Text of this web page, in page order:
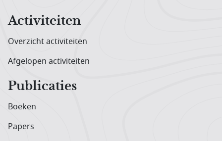
Activiteiten
Overzicht activiteiten
Afgelopen activiteiten
Publicaties
Boeken
Papers